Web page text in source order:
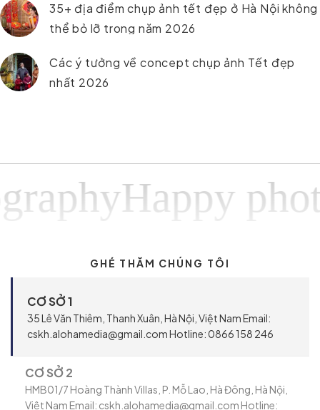
35+ địa điểm chụp ảnh tết đẹp ở Hà Nội không
thể bỏ lỡ trong năm 2026
Các ý tưởng về concept chụp ảnh Tết đẹp
nhất 2026
GHÉ THĂM CHÚNG TÔI
CƠ SỞ 1
35 Lê Văn Thiêm, Thanh Xuân, Hà Nội, Việt Nam Email:
cskh.alohamedia@gmail.com Hotline: 0866 158 246
CƠ SỞ 2
HMB01/7 Hoàng Thành Villas, P. Mỗ Lao, Hà Đông, Hà Nội,
Việt Nam Email: cskh.alohamedia@gmail.com Hotline: